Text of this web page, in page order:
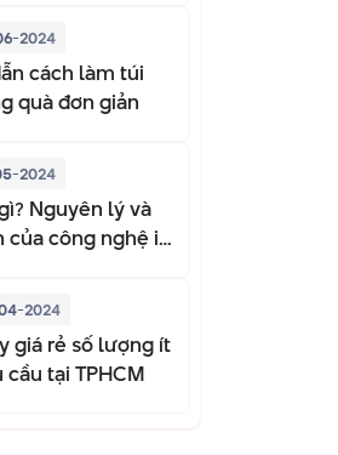
2024
cách làm túi
quà đơn giản
2024
Nguyên lý và
của công nghệ in
2024
giá rẻ số lượng ít
tại TPHCM